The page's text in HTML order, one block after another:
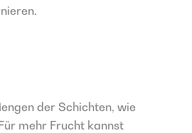
der Schichten, wie
mehr Frucht kannst